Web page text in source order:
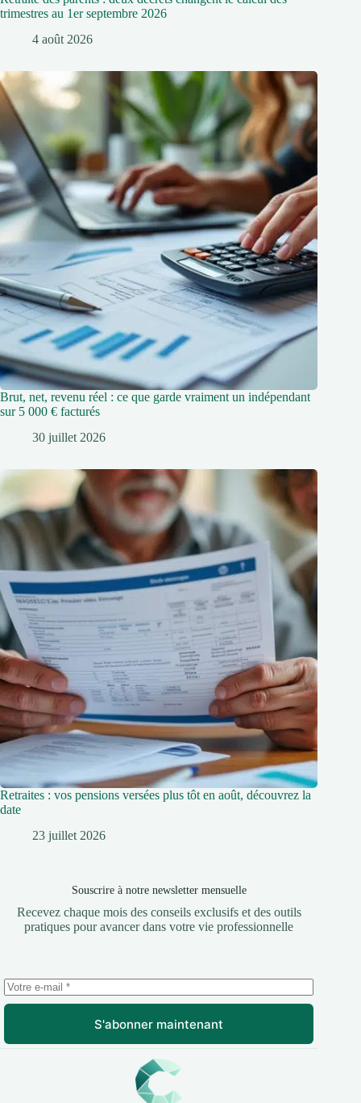
trimestres au 1er septembre 2026
4 août 2026
Brut, net, revenu réel : ce que garde vraiment un indépendant
sur 5 000 € facturés
30 juillet 2026
Retraites : vos pensions versées plus tôt en août, découvrez la
date
23 juillet 2026
Souscrire à notre newsletter mensuelle
Recevez chaque mois des conseils exclusifs et des outils
pratiques pour avancer dans votre vie professionnelle
S'abonner maintenant